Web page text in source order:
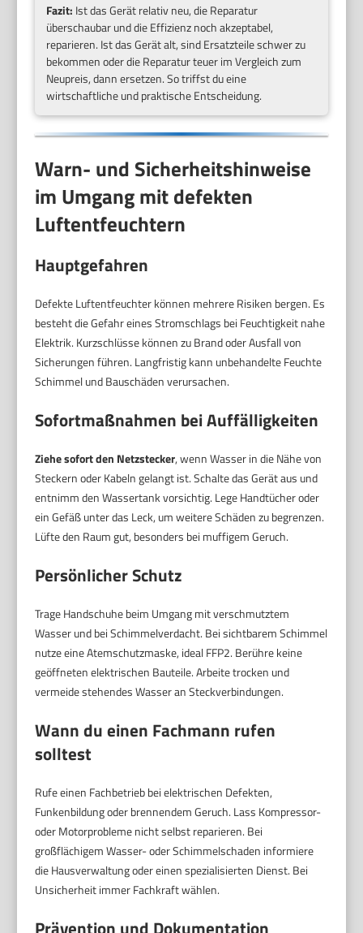
Fazit: Ist das Gerät relativ neu, die Reparatur
überschaubar und die Effizienz noch akzeptabel,
reparieren. Ist das Gerät alt, sind Ersatzteile schwer zu
bekommen oder die Reparatur teuer im Vergleich zum
Neupreis, dann ersetzen. So triffst du eine
wirtschaftliche und praktische Entscheidung.
Warn- und Sicherheitshinweise
im Umgang mit defekten
Luftentfeuchtern
Hauptgefahren
Defekte Luftentfeuchter können mehrere Risiken bergen. Es
besteht die Gefahr eines Stromschlags bei Feuchtigkeit nahe
Elektrik. Kurzschlüsse können zu Brand oder Ausfall von
Sicherungen führen. Langfristig kann unbehandelte Feuchte
Schimmel und Bauschäden verursachen.
Sofortmaßnahmen bei Auffälligkeiten
Ziehe sofort den Netzstecker, wenn Wasser in die Nähe von
Steckern oder Kabeln gelangt ist. Schalte das Gerät aus und
entnimm den Wassertank vorsichtig. Lege Handtücher oder
ein Gefäß unter das Leck, um weitere Schäden zu begrenzen.
Lüfte den Raum gut, besonders bei muffigem Geruch.
Persönlicher Schutz
Trage Handschuhe beim Umgang mit verschmutztem
Wasser und bei Schimmelverdacht. Bei sichtbarem Schimmel
nutze eine Atemschutzmaske, ideal FFP2. Berühre keine
geöffneten elektrischen Bauteile. Arbeite trocken und
vermeide stehendes Wasser an Steckverbindungen.
Wann du einen Fachmann rufen
solltest
Rufe einen Fachbetrieb bei elektrischen Defekten,
Funkenbildung oder brennendem Geruch. Lass Kompressor-
oder Motorprobleme nicht selbst reparieren. Bei
großflächigem Wasser- oder Schimmelschaden informiere
die Hausverwaltung oder einen spezialisierten Dienst. Bei
Unsicherheit immer Fachkraft wählen.